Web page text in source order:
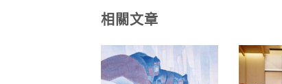
相關文章